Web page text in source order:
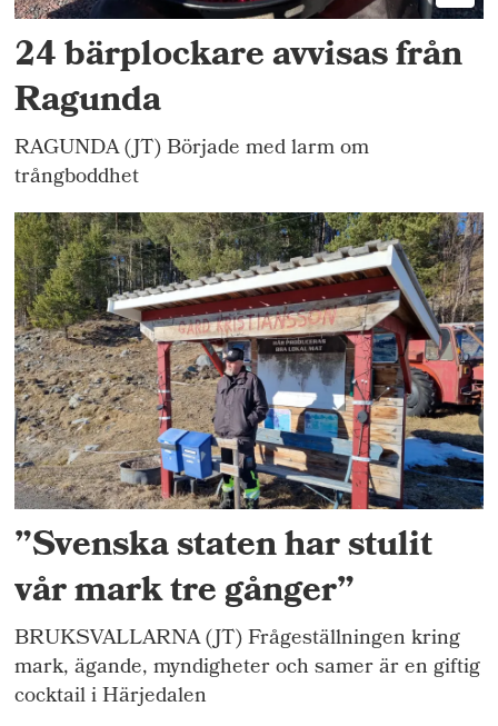
24 bärplockare avvisas från
Ragunda
RAGUNDA (JT) Började med larm om
trångboddhet
”Svenska staten har stulit
vår mark tre gånger”
BRUKSVALLARNA (JT) Frågeställningen kring
mark, ägande, myndigheter och samer är en giftig
cocktail i Härjedalen